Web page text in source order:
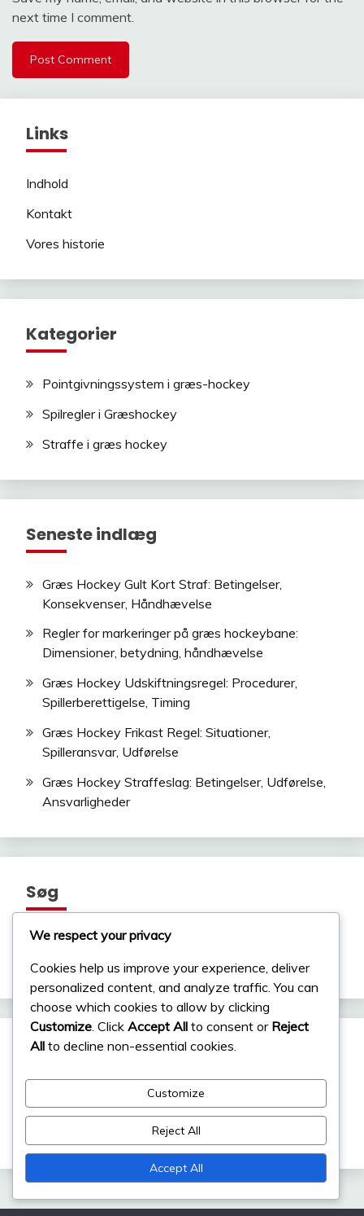
next time I comment.
Links
Indhold
Kontakt
Vores historie
Kategorier
Pointgivningssystem i græs-hockey
Spilregler i Græshockey
Straffe i græs hockey
Seneste indlæg
Græs Hockey Gult Kort Straf: Betingelser,
Konsekvenser, Håndhævelse
Regler for markeringer på græs hockeybane:
Dimensioner, betydning, håndhævelse
Græs Hockey Udskiftningsregel: Procedurer,
Spillerberettigelse, Timing
Græs Hockey Frikast Regel: Situationer,
Spilleransvar, Udførelse
Græs Hockey Straffeslag: Betingelser, Udførelse,
Ansvarligheder
Søg
Search
for:
Arkiv
We respect your privacy
Cookies help us improve your experience, deliver
personalized content, and analyze traffic. You can
choose which cookies to allow by clicking
Customize . Click Accept All to consent or Reject
All to decline non-essential cookies.
Customize
Reject All
Accept All